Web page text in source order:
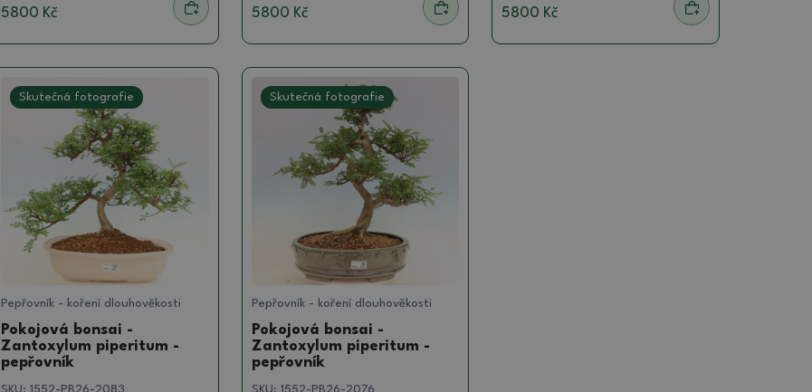
5800 Kč 5800 Kč 5800 Kč
Skutečná fotografie
Pepřovník - koření dlouhověkosti
Pokojová bonsai -
Zantoxylum piperitum -
pepřovník
SKU: 1552-PB26-2083
Skutečná fotografie
Pepřovník - koření dlouhověkosti
Pokojová bonsai -
Zantoxylum piperitum -
pepřovník
SKU: 1552-PB26-2076